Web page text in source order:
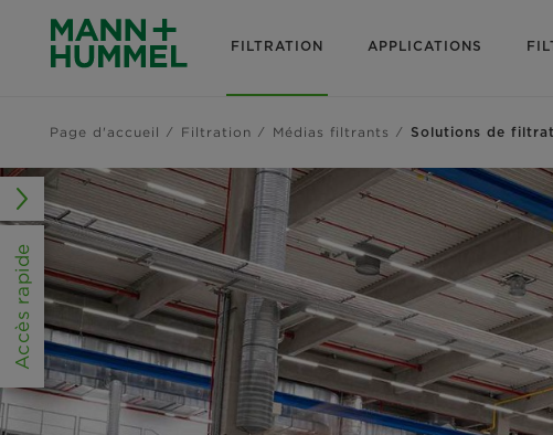
FILTRATION APPLICATIONS
Page d'accueil Filtration Médias filtrants Solutions de
Accès rapide